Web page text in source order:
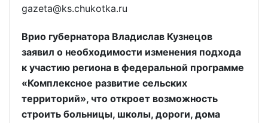
gazeta@ks.chukotka.ru
Врио губернатора Владислав Кузнецов
заявил о необходимости изменения подхода
к участию региона в федеральной программе
«Комплексное развитие сельских
территорий», что откроет возможность
строить больницы, школы, дороги, дома